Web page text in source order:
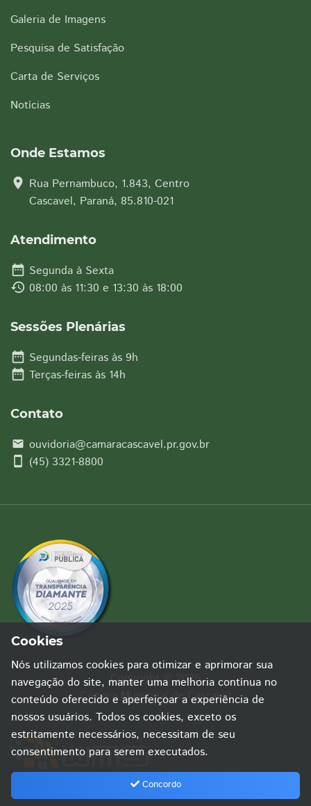
Galeria de Imagens
Pesquisa de Satisfação
Carta de Serviços
Notícias
Onde Estamos
location_on Rua Pernambuco, 1.843, Centro
Cascavel, Paraná, 85.810-021
Atendimento
date_range Segunda à Sexta
history 08:00 às 11:30 e 13:30 às 18:00
Sessões Plenárias
date_range Segundas-feiras às 9h
date_range Terças-feiras às 14h
Contato
email ouvidoria@camaracascavel.pr.gov.br
smartphone (45) 3321-8800
Copyright © 2026
Câmara Municipal de Cascavel
Cookies
Nós utilizamos cookies para otimizar e aprimorar sua
navegação do site, manter uma melhoria contínua no
conteúdo oferecido e aperfeiçoar a experiência de
nossos usuários. Todos os cookies, exceto os
estritamente necessários, necessitam de seu
consentimento para serem executados.
Concordo